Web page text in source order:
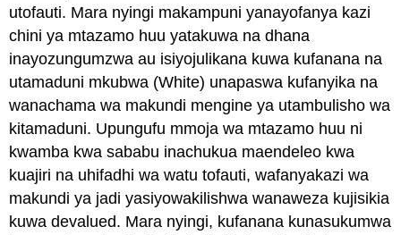
utofauti. Mara nyingi makampuni yanayofanya kazi
chini ya mtazamo huu yatakuwa na dhana
inayozungumzwa au isiyojulikana kuwa kufanana na
utamaduni mkubwa (White) unapaswa kufanyika na
wanachama wa makundi mengine ya utambulisho wa
kitamaduni. Upungufu mmoja wa mtazamo huu ni
kwamba kwa sababu inachukua maendeleo kwa
kuajiri na uhifadhi wa watu tofauti, wafanyakazi wa
makundi ya jadi yasiyowakilishwa wanaweza kujisikia
kuwa devalued. Mara nyingi, kufanana kunasukumwa